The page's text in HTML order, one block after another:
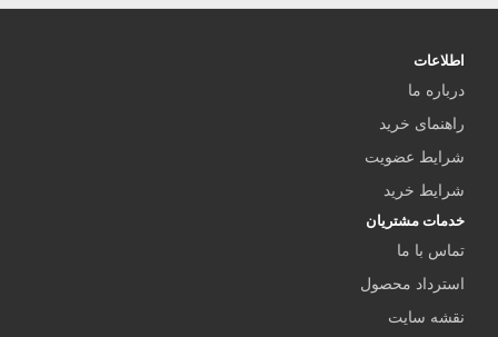
اطلاعات
درباره ما
راهنمای خرید
شرایط عضویت
شرایط خرید
خدمات مشتریان
تماس با ما
استرداد محصول
نقشه سایت